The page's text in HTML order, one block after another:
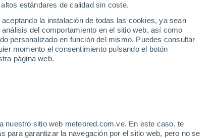
estándares de calidad sin coste.
la instalación de todas las cookies, ya sean
del comportamiento en el sitio web, así como
personalizado en función del mismo. Puedes consultar
momento el consentimiento pulsando el botón
página web.
nuestro sitio web meteored.com.ve. En este caso, te
para garantizar la navegación por el sitio web, pero no se
2M
GEOP. 850 HPA |
GEOP. 500 HPA |
VIENTO 10M |